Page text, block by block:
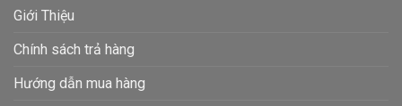
Giới Thiệu
Chính sách trả hàng
Hướng dẫn mua hàng